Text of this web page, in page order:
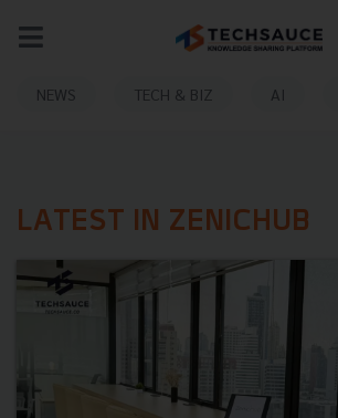
NEWS TECH & BIZ AI
LATEST IN ZENICHUB